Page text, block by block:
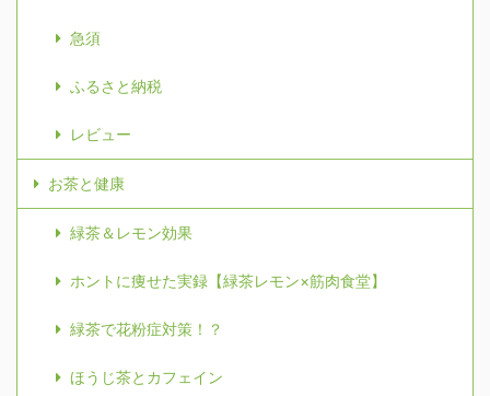
急須
ふるさと納税
レビュー
お茶と健康
緑茶＆レモン効果
ホントに痩せた実録【緑茶レモン×筋肉食堂】
緑茶で花粉症対策！？
ほうじ茶とカフェイン